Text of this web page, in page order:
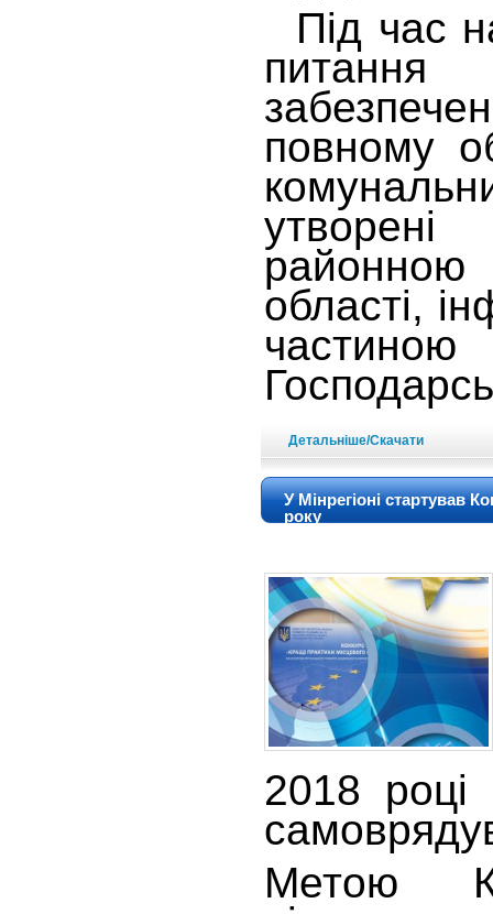
Під час
питання
повному
районною
області,
Детальніше/Скачати
У Мінрегіоні стартував
року
2018 році
Метою